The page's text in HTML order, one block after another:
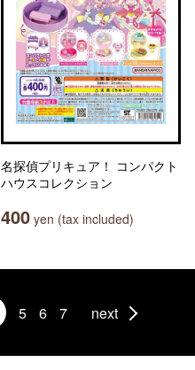
名探偵プリキュア！ コンパクト
ハウスコレクション
400 yen (tax included)
5 6 7 next